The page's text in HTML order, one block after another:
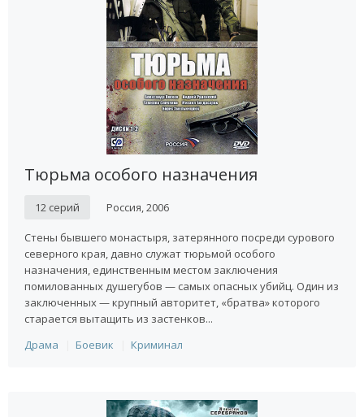
Тюрьма особого назначения
12 серий Россия, 2006
Стены бывшего монастыря, затерянного посреди сурового
северного края, давно служат тюрьмой особого
назначения, единственным местом заключения
помилованных душегубов — самых опасных убийц. Один из
заключенных — крупный авторитет, «братва» которого
старается вытащить из застенков...
Драма
Боевик Криминал